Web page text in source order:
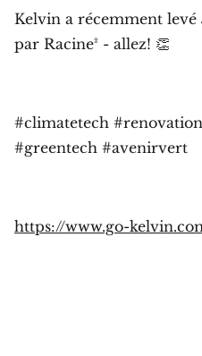
Kelvin a récemment levé
par Racine² - allez! 👏
#climatetech
#greentech #avenirvert
https://www.go-